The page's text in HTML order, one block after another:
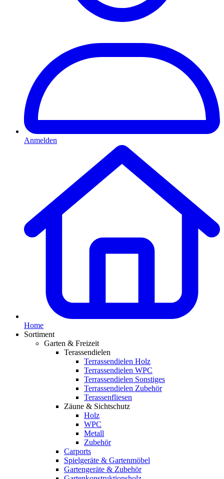
Anmelden
Home
Sortiment
Garten & Freizeit
Terassendielen
Terrassendielen Holz
Terrassendielen WPC
Terrassendielen Sonstiges
Terrassendielen Zubehör
Terassenfliesen
Zäune & Sichtschutz
Holz
WPC
Metall
Zubehör
Carports
Spielgeräte & Gartenmöbel
Gartengeräte & Zubehör